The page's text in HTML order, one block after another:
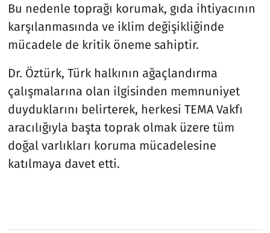
Bu nedenle toprağı korumak, gıda ihtiyacının
karşılanmasında ve iklim değişikliğinde
mücadele de kritik öneme sahiptir.
Dr. Öztürk, Türk halkının ağaçlandırma
çalışmalarına olan ilgisinden memnuniyet
duyduklarını belirterek, herkesi TEMA Vakfı
aracılığıyla başta toprak olmak üzere tüm
doğal varlıkları koruma mücadelesine
katılmaya davet etti.